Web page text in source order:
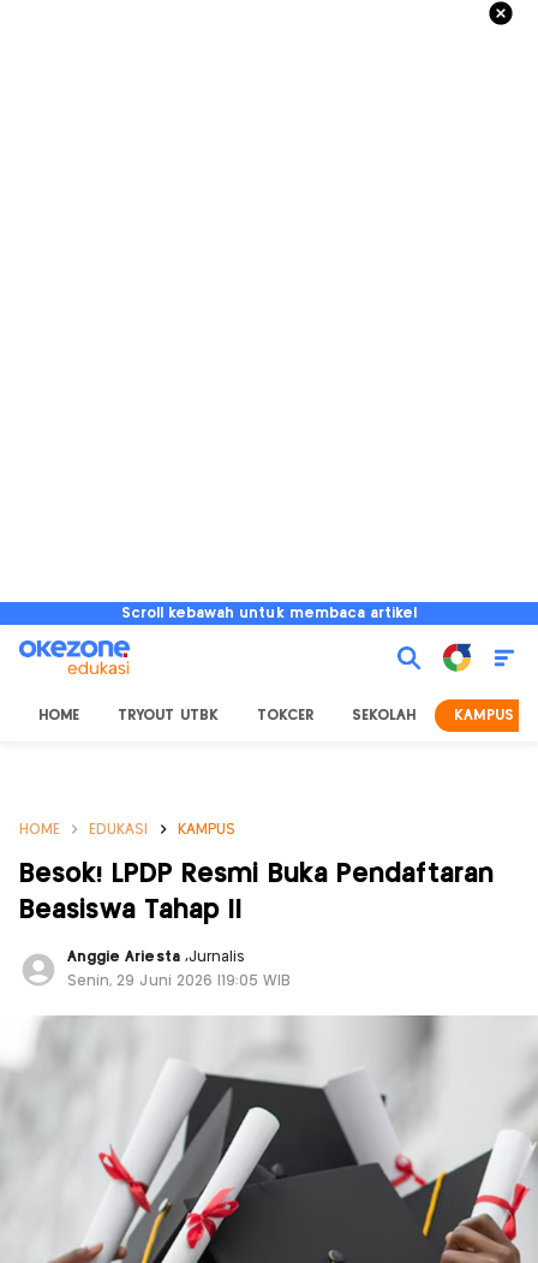
Scroll kebawah untuk membaca artikel
HOME TRYOUT UTBK TOKCER SEKOLAH KAMPUS
HOME EDUKASI KAMPUS
Besok! LPDP Resmi Buka Pendaftaran
Beasiswa Tahap II
Anggie Ariesta ,Jurnalis
Senin, 29 Juni 2026 |19:05 WIB